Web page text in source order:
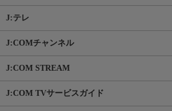
J:テレ
J:COMチャンネル
J:COM STREAM
J:COM TVサービスガイド